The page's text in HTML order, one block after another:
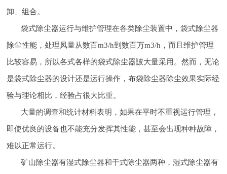
卸、组合。
袋式除尘器运行与维护管理在各类除尘装置中，袋式除尘器
除尘性能，处理凤量从数百m3/h到数百万m3/h，而且维护管理
比较容易，所以各式各样的袋式除尘器詖大量采用。然而，无论
是袋式除尘器的设计还是运行操作，布袋除尘器除尘效果实际经
验与理论相比，经验占很大比重。
大量的调查和统计材料表明，如果在平时不重视运行管理，
即使优良的设备也不能充分发挥其性能，甚至会出现种种故障，
难以正常运行。
矿山除尘器有湿式除尘器和干式除尘器两种，湿式除尘器有